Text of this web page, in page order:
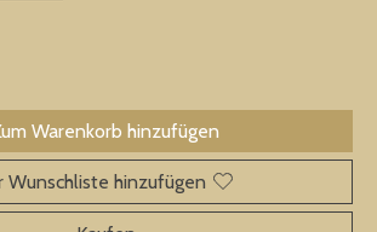
Warenkorb hinzufügen
Wunschliste hinzufügen